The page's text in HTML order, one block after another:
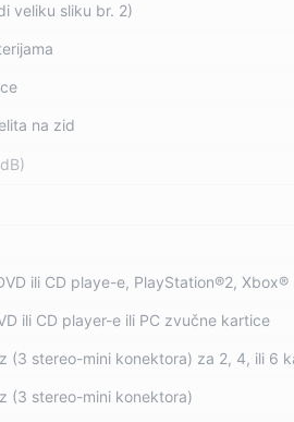
veliku sliku br. 2)
na zid
ili CD playe-e, PlayStation®2, Xbox®
ili CD player-e ili PC zvučne kartice
(3 stereo-mini konektora) za 2, 4, ili 6
(3 stereo-mini konektora)